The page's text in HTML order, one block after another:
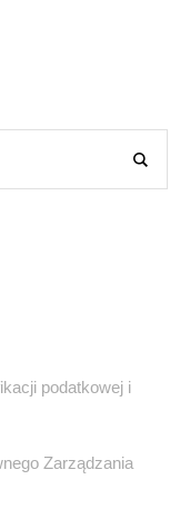
podatkowej i
Zarządzania